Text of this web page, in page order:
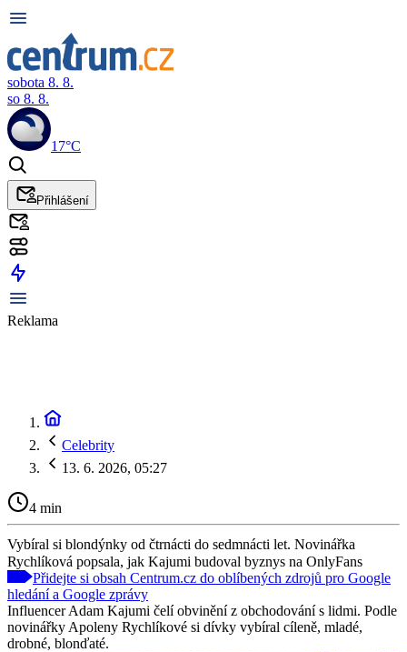
sobota 8. 8.
so 8. 8.
17°C
Přihlášení
Reklama
Celebrity
13. 6. 2026, 05:27
4 min
Vybíral si blondýnky od čtrnácti do sedmnácti let. Novinářka
Rychlíková popsala, jak Kajumi budoval byznys na OnlyFans
Přidejte si obsah Centrum.cz do oblíbených zdrojů pro Google
hledání a Google zprávy
Influencer Adam Kajumi čelí obvinění z obchodování s lidmi. Podle
novinářky Apoleny Rychlíkové si dívky vybíral cíleně, mladé,
drobné, blonďaté.